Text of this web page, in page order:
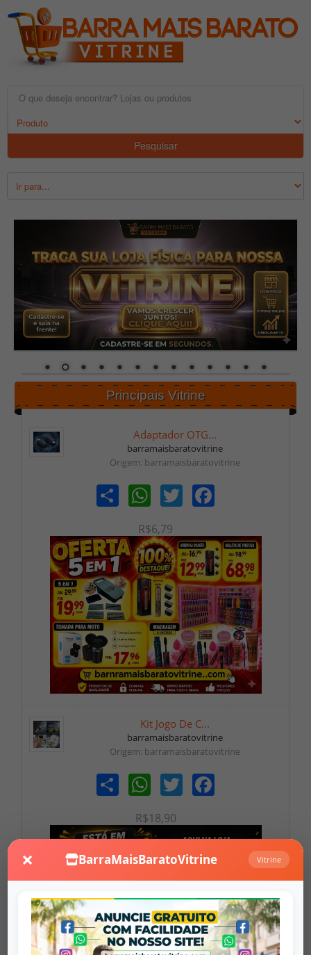
Pesquisar
× BarraMaisBaratoVitrine Vitrine
Principais Vitrine
Adaptador OTG...
barramaisbaratovitrine
Origem: barramaisbaratovitrine
Share WhatsAppTwitter Facebook
R$6,79
Kit Jogo De C...
barramaisbaratovitrine
Origem: barramaisbaratovitrine
Share WhatsAppTwitter Facebook
R$18,90